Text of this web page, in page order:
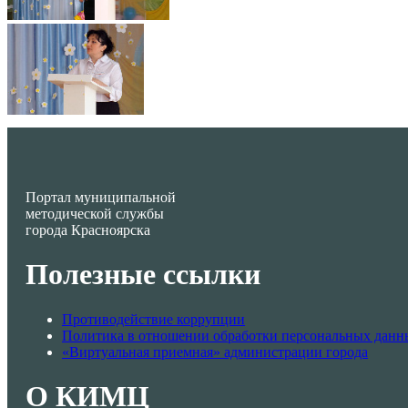
Портал муниципальной
методической службы
города Красноярска
Полезные ссылки
Противодействие коррупции
Политика в отношении обработки персональных
«Виртуальная приемная» администрации города
О КИМЦ